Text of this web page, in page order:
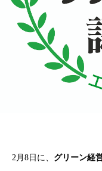
2月8日に、 グリーン経